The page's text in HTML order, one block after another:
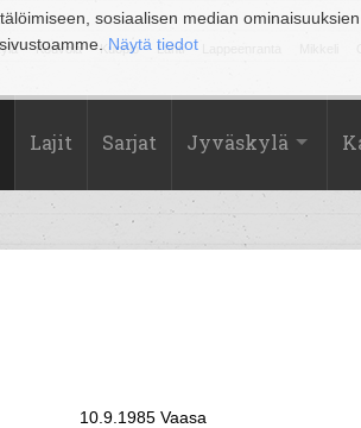
sosiaalisen median
Näytä tiedot
Kouvola Kuopio Lahti
Lajit Sarjat Jyväskylä
10.9.1985 Vaasa